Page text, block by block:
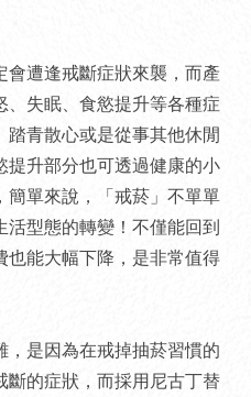
遭逢戒斷症狀來襲，而產
失眠、食慾提升等各種症
青散心或是從事其他休閒
提升部分也可透過健康的小
簡單來說，「戒菸」不單單
型態的轉變！不僅能回到
也能大幅下降，是非常值得
是因為在戒掉抽菸習慣的
斷的症狀，而採用尼古丁替